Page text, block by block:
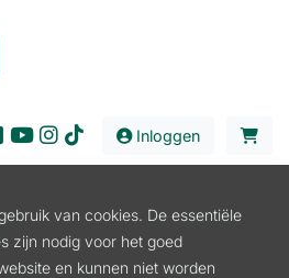
Inloggen
Filter
van cookies. De essentiële
zijn nodig voor het goed
en kunnen niet worden